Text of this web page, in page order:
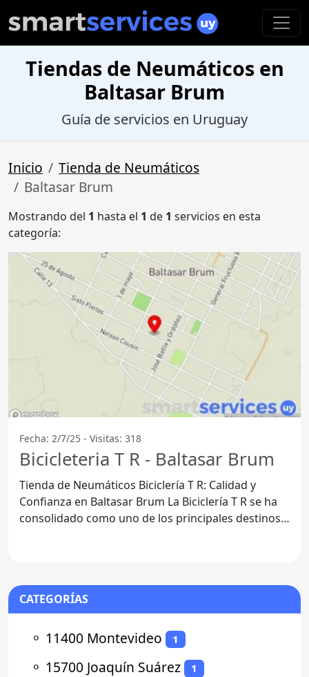
Tiendas de Neumáticos en
Baltasar Brum
Guía de servicios en Uruguay
Inicio
Tienda de Neumáticos
Baltasar Brum
Mostrando del 1 hasta el 1 de 1 servicios en esta
categoría:
Fecha: 2/7/25 - Visitas: 318
Bicicleteria T R - Baltasar Brum
Tienda de Neumáticos Biciclería T R: Calidad y
Confianza en Baltasar Brum La Biciclería T R se ha
consolidado como uno de los principales destinos
CATEGORÍAS
⚬ 11400 Montevideo 1
⚬ 15700 Joaquín Suárez 1